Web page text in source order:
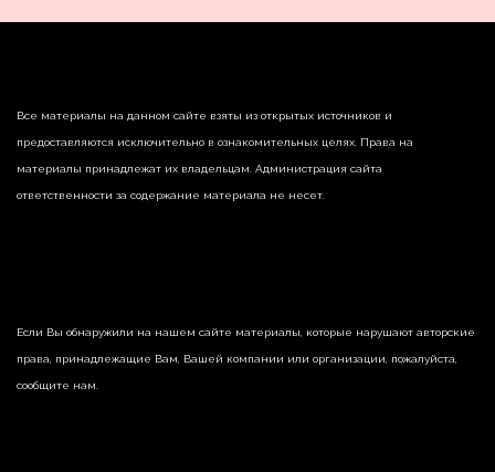
Все материалы на данном сайте взяты из открытых источников и
предоставляются исключительно в ознакомительных целях. Права на
материалы принадлежат их владельцам. Администрация сайта
ответственности за содержание материала не несет.
Если Вы обнаружили на нашем сайте материалы, которые нарушают авторские
права, принадлежащие Вам, Вашей компании или организации, пожалуйста,
сообщите нам.